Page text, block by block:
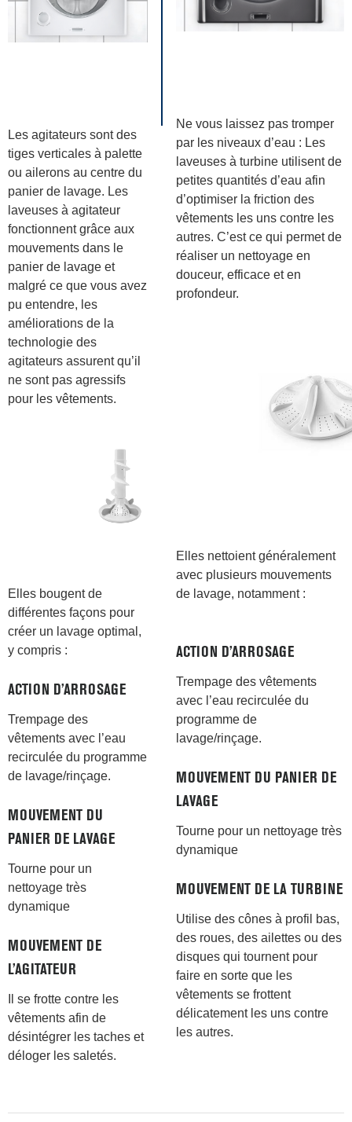
Les agitateurs sont des
tiges verticales à palette
ou ailerons au centre du
panier de lavage. Les
laveuses à agitateur
fonctionnent grâce aux
mouvements dans le
panier de lavage et
malgré ce que vous avez
pu entendre, les
améliorations de la
technologie des
agitateurs assurent qu’il
ne sont pas agressifs
pour les vêtements.
Elles bougent de
différentes façons pour
créer un lavage optimal,
y compris :
ACTION D’ARROSAGE
Trempage des
vêtements avec l’eau
recirculée du programme
de lavage/rinçage.
MOUVEMENT DU
PANIER DE LAVAGE
Tourne pour un
nettoyage très
dynamique
MOUVEMENT DE
L’AGITATEUR
Il se frotte contre les
vêtements afin de
désintégrer les taches et
déloger les saletés.
Ne vous laissez pas tromper
par les niveaux d’eau : Les
laveuses à turbine utilisent de
petites quantités d’eau afin
d’optimiser la friction des
vêtements les uns contre les
autres. C’est ce qui permet de
réaliser un nettoyage en
douceur, efficace et en
profondeur.
Elles nettoient généralement
avec plusieurs mouvements
de lavage, notamment :
ACTION D’ARROSAGE
Trempage des vêtements
avec l’eau recirculée du
programme de
lavage/rinçage.
MOUVEMENT DU PANIER DE
LAVAGE
Tourne pour un nettoyage très
dynamique
MOUVEMENT DE LA TURBINE
Utilise des cônes à profil bas,
des roues, des ailettes ou des
disques qui tournent pour
faire en sorte que les
vêtements se frottent
délicatement les uns contre
les autres.